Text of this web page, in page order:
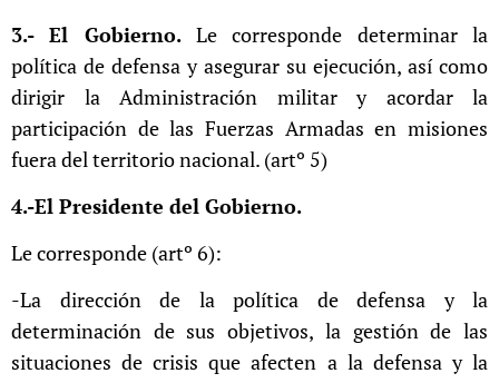
3.- El Gobierno. Le corresponde determinar la
política de defensa y asegurar su ejecución, así como
dirigir la Administración militar y acordar la
participación de las Fuerzas Armadas en misiones
fuera del territorio nacional. (artº 5)
4.-El Presidente del Gobierno.
Le corresponde (artº 6):
-La dirección de la política de defensa y la
determinación de sus objetivos, la gestión de las
situaciones de crisis que afecten a la defensa y la